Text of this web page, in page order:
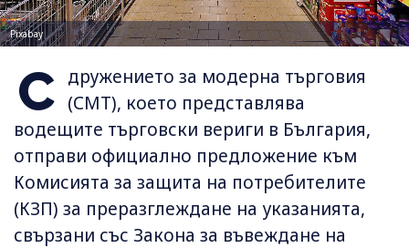
Pixabay
С дружението за модерна търговия
(СМТ), което представлява
водещите търговски вериги в България,
отправи официално предложение към
Комисията за защита на потребителите
(КЗП) за преразглеждане на указанията,
свързани със Закона за въвеждане на